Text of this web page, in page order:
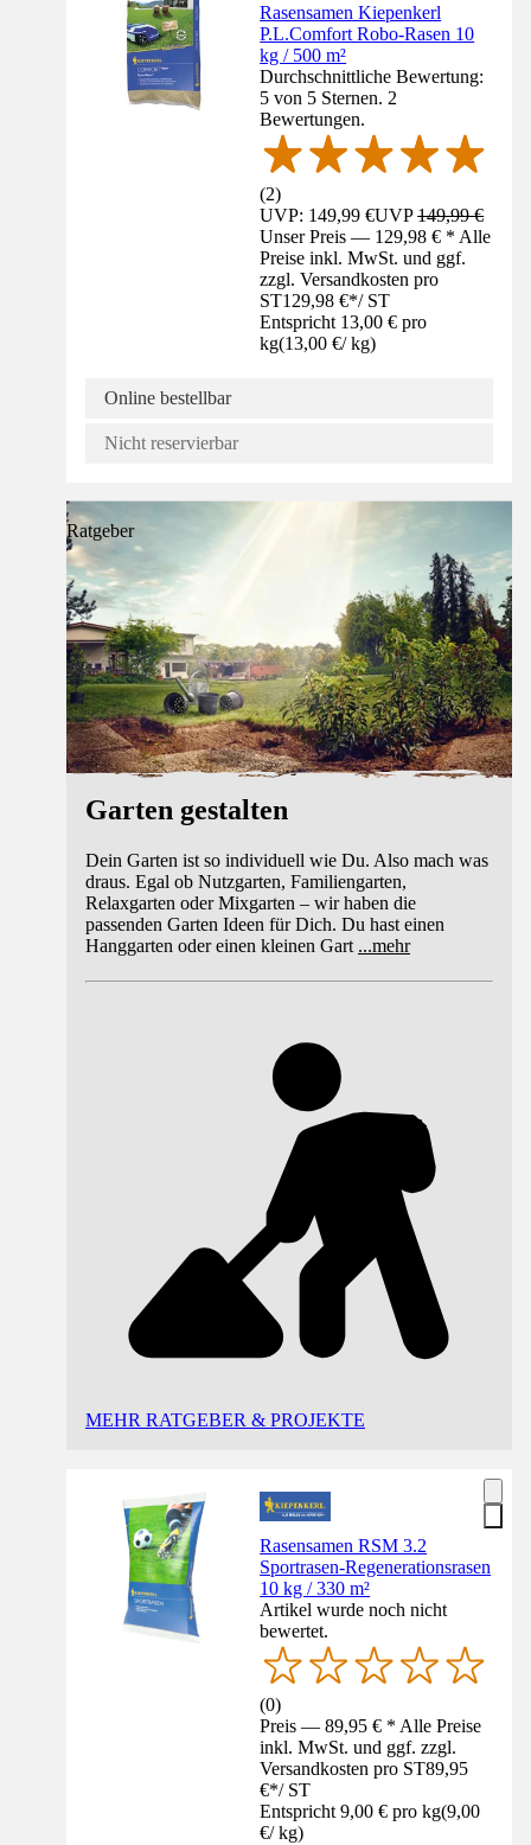
Rasensamen Kiepenkerl
P.L.Comfort Robo-Rasen 10
kg / 500 m²
Durchschnittliche Bewertung:
5 von 5 Sternen. 2
Bewertungen.
(2)
UVP: 149,99 €UVP149,99 €
Unser Preis — 129,98 € * Alle
Preise inkl. MwSt. und ggf.
zzgl. Versandkosten pro
ST129,98 €*/ ST
Entspricht 13,00 € pro
kg(13,00 €/ kg)
Online bestellbar
Nicht reservierbar
Ratgeber
Garten gestalten
Dein Garten ist so individuell wie Du. Also mach was
draus. Egal ob Nutzgarten, Familiengarten,
Relaxgarten oder Mixgarten – wir haben die
passenden Garten Ideen für Dich. Du hast einen
Hanggarten oder einen kleinen Gart ...mehr
MEHR RATGEBER & PROJEKTE
Rasensamen RSM 3.2
Sportrasen-Regenerationsrasen
10 kg / 330 m²
Artikel wurde noch nicht
bewertet.
(0)
Preis — 89,95 € * Alle Preise
inkl. MwSt. und ggf. zzgl.
Versandkosten pro ST89,95
€*/ ST
Entspricht 9,00 € pro kg(9,00
€/ kg)